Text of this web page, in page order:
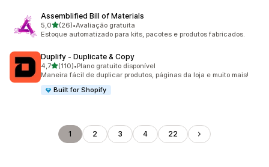
Assemblified Bill of Materials
5,0de 5 estrelas
(26)
26 avaliações ao todo
•Avaliação gratuita
Estoque automatizado para kits, pacotes e produtos fabricados.
Duplify ‑ Duplicate & Copy
4,7de 5 estrelas
(110)
110 avaliações ao todo
•Plano gratuito disponível
Maneira fácil de duplicar produtos, páginas da loja e muito mais!
Built for Shopify
1 2 3 4 22